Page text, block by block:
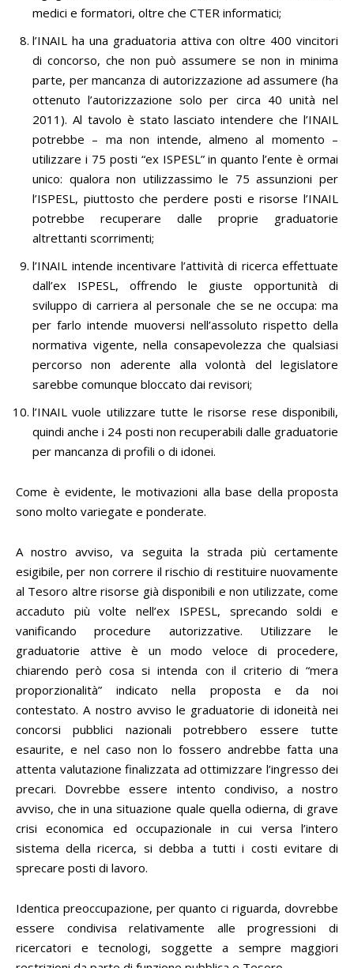
medici e formatori, oltre che CTER informatici;
l’INAIL ha una graduatoria attiva con oltre 400 vincitori
di concorso, che non può assumere se non in minima
parte, per mancanza di autorizzazione ad assumere (ha
ottenuto l’autorizzazione solo per circa 40 unità nel
2011). Al tavolo è stato lasciato intendere che l’INAIL
potrebbe – ma non intende, almeno al momento –
utilizzare i 75 posti “ex ISPESL” in quanto l’ente è ormai
unico: qualora non utilizzassimo le 75 assunzioni per
l’ISPESL, piuttosto che perdere posti e risorse l’INAIL
potrebbe recuperare dalle proprie graduatorie
altrettanti scorrimenti;
l’INAIL intende incentivare l’attività di ricerca effettuate
dall’ex ISPESL, offrendo le giuste opportunità di
sviluppo di carriera al personale che se ne occupa: ma
per farlo intende muoversi nell’assoluto rispetto della
normativa vigente, nella consapevolezza che qualsiasi
percorso non aderente alla volontà del legislatore
sarebbe comunque bloccato dai revisori;
l’INAIL vuole utilizzare tutte le risorse rese disponibili,
quindi anche i 24 posti non recuperabili dalle graduatorie
per mancanza di profili o di idonei.
Come è evidente, le motivazioni alla base della proposta
sono molto variegate e ponderate.
A nostro avviso, va seguita la strada più certamente
esigibile, per non correre il rischio di restituire nuovamente
al Tesoro altre risorse già disponibili e non utilizzate, come
accaduto più volte nell’ex ISPESL, sprecando soldi e
vanificando procedure autorizzative. Utilizzare le
graduatorie attive è un modo veloce di procedere,
chiarendo però cosa si intenda con il criterio di “mera
proporzionalità” indicato nella proposta e da noi
contestato. A nostro avviso le graduatorie di idoneità nei
concorsi pubblici nazionali potrebbero essere tutte
esaurite, e nel caso non lo fossero andrebbe fatta una
attenta valutazione finalizzata ad ottimizzare l’ingresso dei
precari. Dovrebbe essere intento condiviso, a nostro
avviso, che in una situazione quale quella odierna, di grave
crisi economica ed occupazionale in cui versa l’intero
sistema della ricerca, si debba a tutti i costi evitare di
sprecare posti di lavoro.
Identica preoccupazione, per quanto ci riguarda, dovrebbe
essere condivisa relativamente alle progressioni di
ricercatori e tecnologi, soggette a sempre maggiori